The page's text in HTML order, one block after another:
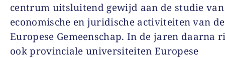
centrum uitsluitend gewijd aan de studie
economische en juridische activiteiten van de
Europese Gemeenschap. In de jaren daarna
ook provinciale universiteiten Europese